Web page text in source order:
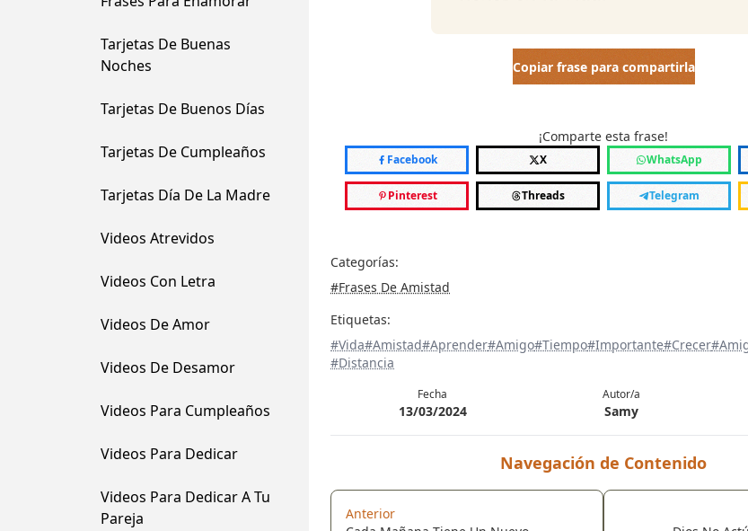
Tarjetas De Buenas
Noches
Tarjetas De Buenos Días
Tarjetas De Cumpleaños
Tarjetas Día De La Madre
Videos Atrevidos
Videos Con Letra
Videos De Amor
Videos De Desamor
Videos Para Cumpleaños
Videos Para Dedicar
Videos Para Dedicar A Tu
Pareja
Copiar frase para compartirla
¡Comparte esta frase!
Facebook X WhatsApp
Pinterest Threads Telegram
Categorías:
#Frases De Amistad
Etiquetas:
#Vida#Amistad#Aprender#Amigo#Tiempo#Importante#Crecer
#Distancia
Fecha
13/03/2024
Autor/a
Samy
Navegación de Contenido
Anterior